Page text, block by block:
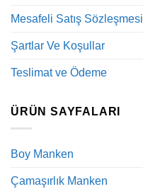
Mesafeli Satış Sözleşmesi
Şartlar Ve Koşullar
Teslimat ve Ödeme
ÜRÜN SAYFALARI
Boy Manken
Çamaşırlık Manken